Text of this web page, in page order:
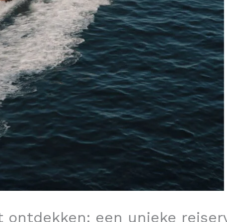
ontdekken: een unieke